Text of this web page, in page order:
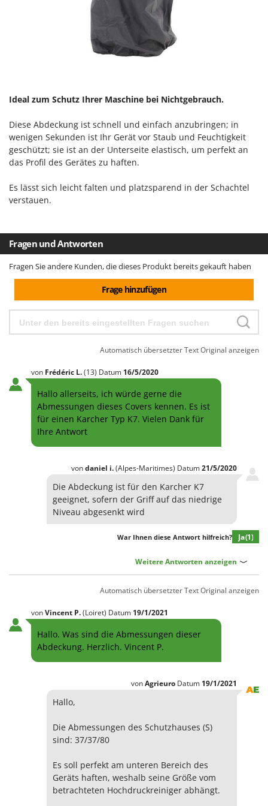
Flockenquetschen
Furchenzieher für Traktoren
Gebläsespritzen für Traktoren
Getreidemühlen
Grabenfräsen
Grubber - Tiefenlockerer
Grubber für Traktor
Handsägen auf Verlängerung
Heckcontainer für Traktoren
Heißluftfritteusen
Heizkanonen und Elektroheizer
Hochdruckreiniger
Hochgrasmäher
Holzspalter
Hubwagen
Kabelpflüge für die Drainage
Kartoffelroder für Traktoren
Kehrmaschinen
Kettensägen
Kippbare Heckschaufeln für Traktoren
Klimaanlagen – Klimageräte
Knochensägen
Kompressoren - elektrisch
Kompressoren für Ernte und Baumschnitt
Kreiseleggen
Küchenreiben - elektrisch
Laderampe aus Aluminium
Laubsauger - Laubbläser
Laubsauger auf Rädern
Luftkühler mit Wasserverdunstung
Calory Forni
Campingaz
Castelgarden
Ceccato Olindo
Char-Broil
Clementi
Cofra
Comet
Cresco
CTEK
Dal Degan
Deca
DeWalt
Di Martino
Diesse
Docma
Dominion
Effeuno
Einhell
Elegen
Enotecnica Pillan
Eschenfelder
EuroMech
Eurosystems
Fama Industrie
Ideal zum Schutz Ihrer Maschine bei Nichtgebrauch.
Diese Abdeckung ist schnell und einfach anzubringen; in
wenigen Sekunden ist Ihr Gerät vor Staub und Feuchtigkeit
geschützt; sie ist an der Unterseite elastisch, um perfekt an
das Profil des Gerätes zu haften.
Es lässt sich leicht falten und platzsparend in der Schachtel
verstauen.
Fragen und Antworten
Fragen Sie andere Kunden, die dieses Produkt bereits gekauft haben
Frage hinzufügen
Automatisch übersetzter TextOriginal anzeigen
von Frédéric L.(13) Datum 16/5/2020
Hallo allerseits, ich würde gerne die
Abmessungen dieses Covers kennen. Es ist
für einen Karcher Typ K7. Vielen Dank für
Ihre Antwort
vondaniel i.(Alpes-Maritimes) Datum21/5/2020
Die Abdeckung ist für den Karcher K7
geeignet, sofern der Griff auf das niedrige
Niveau abgesenkt wird
War Ihnen diese Antwort hilfreich? Ja(1)
Weitere Antworten anzeigen
Automatisch übersetzter TextOriginal anzeigen
vonVincent P.(Loiret) Datum 19/1/2021
Hallo. Was sind die Abmessungen dieser
Abdeckung. Herzlich. Vincent P.
vonAgrieuro Datum 19/1/2021
Hallo,
Die Abmessungen des Schutzhauses (S)
sind: 37/37/80
Es soll perfekt am unteren Bereich des
Geräts haften, weshalb seine Größe vom
betrachteten Hochdruckreiniger abhängt.